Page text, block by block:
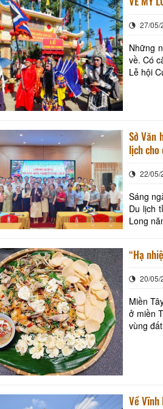
27/05/
Những
về. Có
Lễ hội
Sở Văn
lịch cho
22/05/
Sáng
Du lịch
Long
“Hạ
20/05/
Miền
ở miền
vùng
Về